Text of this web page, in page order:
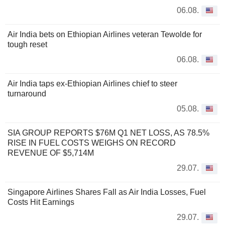
06.08.
Air India bets on Ethiopian Airlines veteran Tewolde for
tough reset
06.08.
Air India taps ex-Ethiopian Airlines chief to steer
turnaround
05.08.
SIA GROUP REPORTS $76M Q1 NET LOSS, AS 78.5%
RISE IN FUEL COSTS WEIGHS ON RECORD
REVENUE OF $5,714M
29.07.
Singapore Airlines Shares Fall as Air India Losses, Fuel
Costs Hit Earnings
29.07.